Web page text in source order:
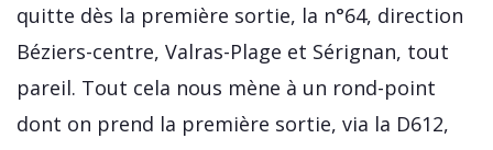
quitte dès la première sortie, la n°64, direction
Béziers-centre, Valras-Plage et Sérignan, tout
pareil. Tout cela nous mène à un rond-point
dont on prend la première sortie, via la D612,